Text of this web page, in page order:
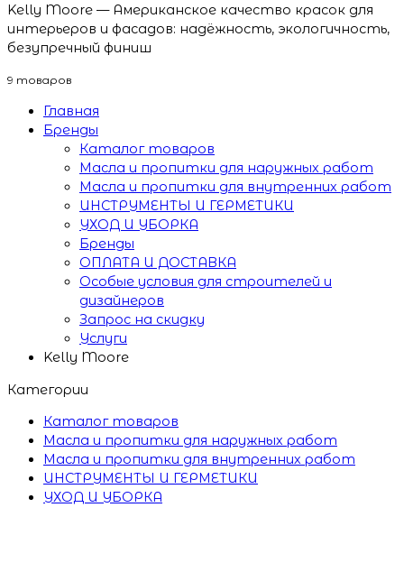
Kelly Moore — Американское качество красок для
интерьеров и фасадов: надёжность, экологичность,
безупречный финиш
9 товаров
Главная
Бренды
Каталог товаров
Масла и пропитки для наружных работ
Масла и пропитки для внутренних работ
ИНСТРУМЕНТЫ И ГЕРМЕТИКИ
УХОД И УБОРКА
Бренды
ОПЛАТА И ДОСТАВКА
Особые условия для строителей и
дизайнеров
Запрос на скидку
Услуги
Kelly Moore
Категории
Каталог товаров
Масла и пропитки для наружных работ
Масла и пропитки для внутренних работ
ИНСТРУМЕНТЫ И ГЕРМЕТИКИ
УХОД И УБОРКА